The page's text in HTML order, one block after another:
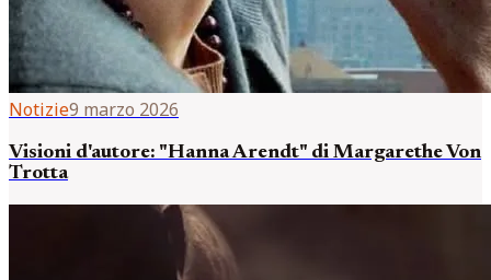
Notizie9 marzo 2026
Visioni d'autore: "Hanna Arendt" di Margarethe Von
Trotta